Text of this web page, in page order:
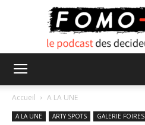
Accueil A LA UNE
A LA UNE ARTY SPOTS GALERIE FOIRES